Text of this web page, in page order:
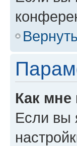
Как мне
Если вы